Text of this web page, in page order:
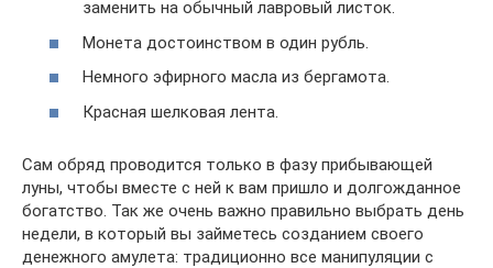
заменить на обычный лавровый листок.
Монета достоинством в один рубль.
Немного эфирного масла из бергамота.
Красная шелковая лента.
Сам обряд проводится только в фазу прибывающей
луны, чтобы вместе с ней к вам пришло и долгожданное
богатство. Так же очень важно правильно выбрать день
недели, в который вы займетесь созданием своего
денежного амулета: традиционно все манипуляции с